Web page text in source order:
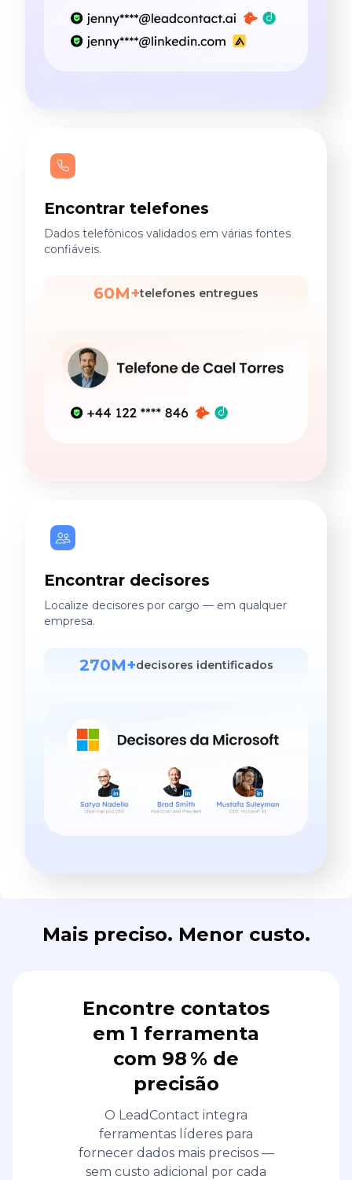
Encontrar telefones
Dados telefônicos validados em várias fontes
confiáveis.
60M+telefones entregues
Encontrar decisores
Localize decisores por cargo — em qualquer
empresa.
270M+decisores identificados
Mais preciso. Menor custo.
Encontre contatos
em 1 ferramenta
com 98 % de
precisão
O LeadContact integra
ferramentas líderes para
fornecer dados mais precisos —
sem custo adicional por cada